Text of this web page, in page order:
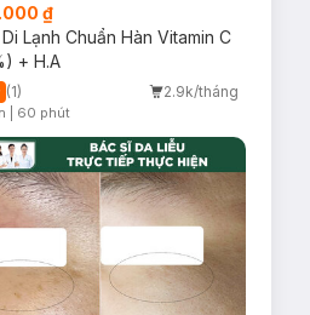
₫
Lạnh Chuẩn Hàn Vitamin C
+ H.A
(1) 2.9k/tháng
Gray Icon
60 phút